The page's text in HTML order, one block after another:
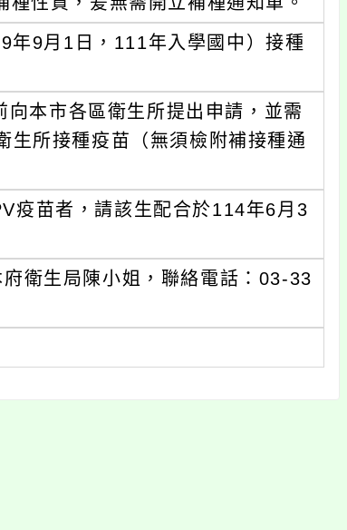
年9月1日，111年入學國中）接種
本市各區衛生所提出申請，並需
生所接種疫苗（無須檢附補接種通
疫苗者，請該生配合於114年6月3
衛生局陳小姐，聯絡電話：03-33